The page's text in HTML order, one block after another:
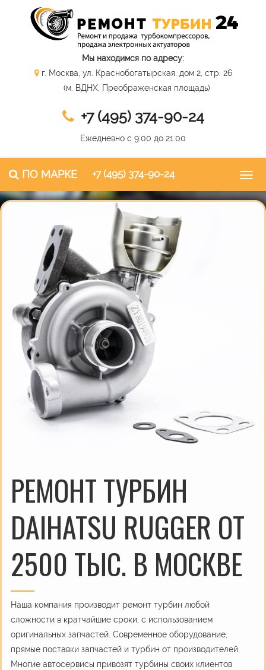
Мы находимся по адресу:
г. Москва, ул. Краснобогатырская, дом 2, стр. 26
(м. ВДНХ, Преображенская площадь)
+7 (495) 374-90-24
Ежедневно с 9:00 до 21:00
ПО МАРКЕ +7 (495) 374-90-24
РЕМОНТ ТУРБИН
DAIHATSU RUGGER ОТ
2500 ТЫС. В МОСКВЕ
Наша компания производит ремонт турбин любой
сложности в кратчайшие сроки, с использованием
оригинальных запчастей. Современное оборудование,
прямые поставки запчастей и турбин от производителей.
Многие автосервисы привозят турбины своих клиентов